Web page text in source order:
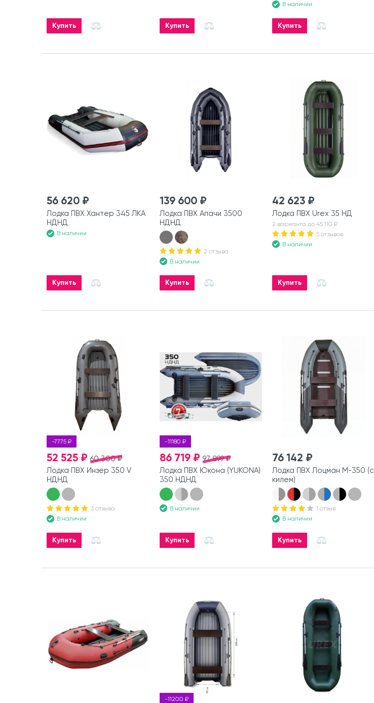
Купить Купить
В наличии
Купить
56 620 ₽
Лодка ПВХ Хантер 345 ЛКА
НДНД
В наличии
Купить
139 600 ₽
Лодка ПВХ Апачи 3500
НДНД
2 отзыва
В наличии
Купить
42 623 ₽
Лодка ПВХ Urex 35 НД
2 варианта до 45 110 ₽
5 отзывов
В наличии
Купить
-7775 ₽
60 300 ₽
52 525 ₽
Лодка ПВХ Инзер 350 V
НДНД
3 отзыва
В наличии
Купить
-11180 ₽
97 899 ₽
86 719 ₽
Лодка ПВХ Юкона (YUKONA)
350 НДНД
В наличии
Купить
76 142 ₽
Лодка ПВХ Лоцман М-350 (с
килем)
1 отзыв
В наличии
Купить
-11200 ₽